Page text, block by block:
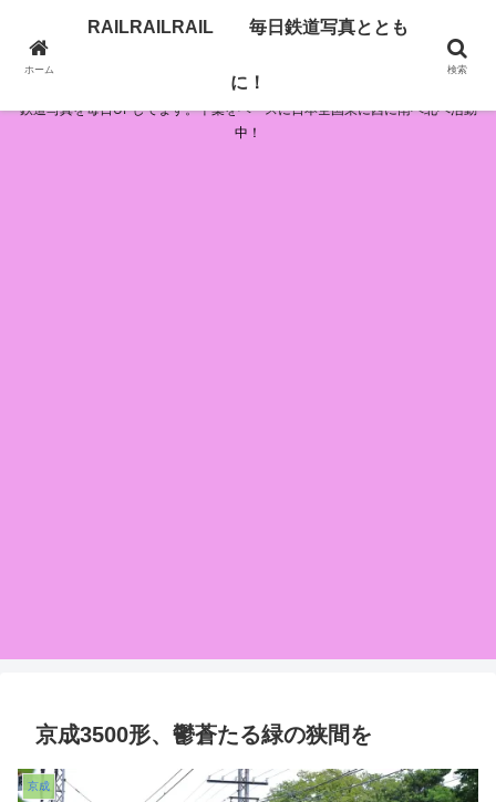
RAILRAILRAIL 毎日鉄道写真とともに！
鉄道写真を毎日UPしてます。千葉をベースに日本全国東に西に南へ北へ活動
中！
京成3500形、鬱蒼たる緑の狭間を
京成
ホーム
RAILRAILRAIL 毎日鉄道写真ととも
に！
検索